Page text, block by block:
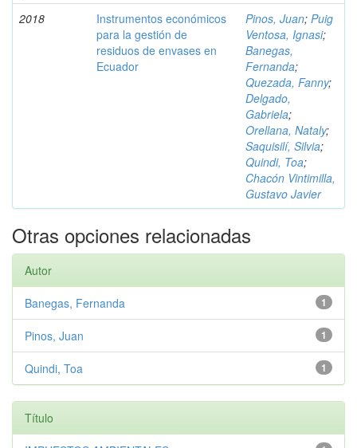
2018
Instrumentos económicos
para la gestión de
residuos de envases en
Ecuador
Pinos, Juan; Puig
Ventosa, Ignasi;
Banegas,
Fernanda;
Quezada, Fanny;
Delgado,
Gabriela;
Orellana, Nataly;
Saquisilí, Silvia;
Quindi, Toa;
Chacón Vintimilla,
Gustavo Javier
Otras opciones relacionadas
Autor
1
Banegas, Fernanda
1
Pinos, Juan
1
Quindi, Toa
Título